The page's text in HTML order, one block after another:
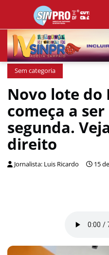
Sem categoria
Novo lote do
começa a
segunda.
direito
Jornalista: Luis Ricardo 15